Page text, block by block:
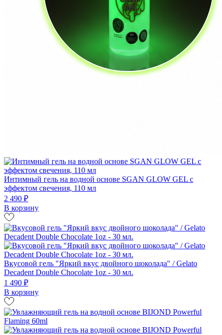
Интимный гель на водной основе SGAN GLOW GEL с
эффектом свечения, 110 мл
2 490 ₽
В корзину
Вкусовой гель "Яркий вкус двойного шоколада" / Gelato
Decadent Double Chocolate 1oz - 30 мл.
1 490 ₽
В корзину